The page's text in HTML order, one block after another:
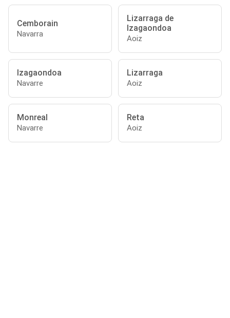
Cemborain
Navarra
Lizarraga de
Izagaondoa
Aoiz
Izagaondoa
Navarre
Lizarraga
Aoiz
Monreal
Navarre
Reta
Aoiz